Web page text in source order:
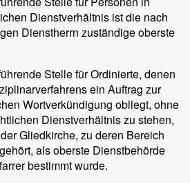
Dienstverhältnis ist die nach
Dienstherrn zuständige oberste
Stelle für Ordinierte, denen
ein Auftrag zur
Wortverkündigung obliegt, ohne
Dienstverhältnis zu stehen,
Gliedkirche, zu deren Bereich
als oberste Dienstbehörde
bestimmt wurde.